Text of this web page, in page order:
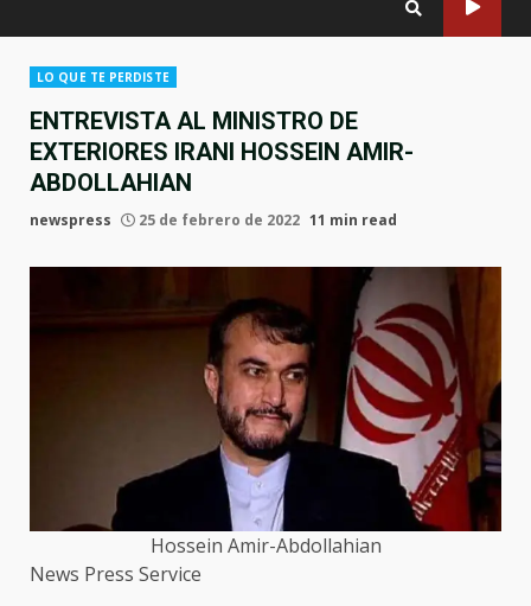
LO QUE TE PERDISTE
ENTREVISTA AL MINISTRO DE
EXTERIORES IRANI HOSSEIN AMIR-
ABDOLLAHIAN
newspress 25 de febrero de 2022 11 min read
Hossein Amir-Abdollahian
News Press Service